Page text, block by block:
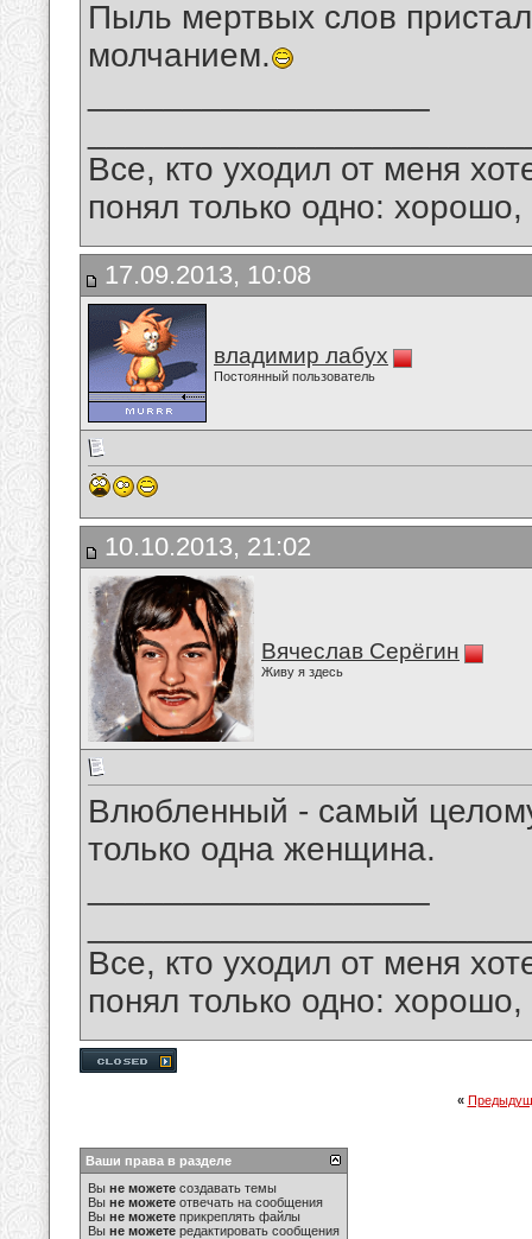
Пыль мертвых слов
молчанием.
Все, кто уходил от меня
понял только одно:
17.09.2013, 10:08
владимир лабух
Постоянный пользователь
10.10.2013, 21:02
Вячеслав Серёгин
Живу я здесь
Влюбленный - самый
только одна женщина.
Все, кто уходил от меня
понял только одно:
«
Ваши права в разделе
Вы не можете создавать темы
Вы не можете отвечать на сообщения
Вы не можете прикреплять файлы
Вы не можете редактировать сообщения